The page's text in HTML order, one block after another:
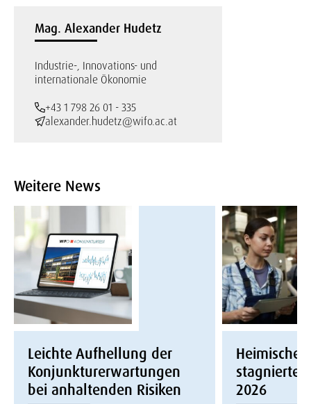
Mag. Alexander Hudetz
Industrie-, Innovations- und
internationale Ökonomie
+43 1 798 26 01 - 335
alexander.hudetz@wifo.ac.at
Weitere News
Leichte Aufhellung der
Konjunkturerwartungen
bei anhaltenden Risiken
Heimische
stagnierte
2026